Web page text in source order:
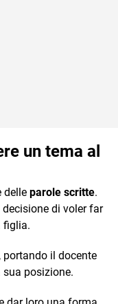
un tema al
delle parole scritte.
di voler far
figlia.
il docente
posizione.